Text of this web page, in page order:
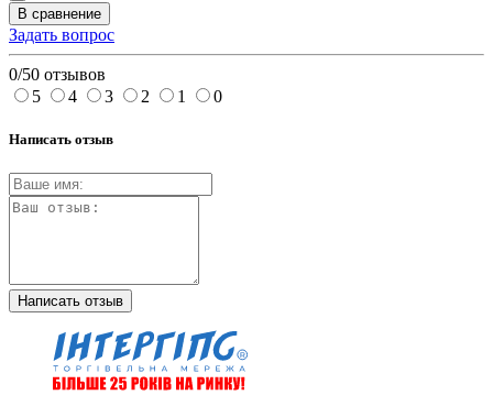
В сравнение
Задать вопрос
0/50 отзывов
5
4 3 2 1 0
Написать отзыв
Написать отзыв